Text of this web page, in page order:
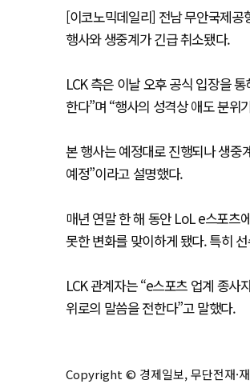
[이코노믹데일리] 전남 무안국제공
행사와 생중계가 긴급 취소됐다.
LCK 측은 이날 오후 공식 입장을
한다”며 “행사의 성격상 애도 분위
본 행사는 예정대로 진행되나 생중
예정”이라고 설명했다.
매년 연말 한 해 동안 LoL e스포츠
못한 변화를 맞이하게 됐다. 특히
LCK 관계자는 “e스포츠 업계 종사
위로의 말씀을 전한다”고 말했다.
Copyright © 경제일보, 무단전재·